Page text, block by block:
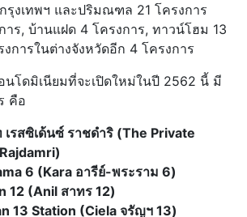
รุงเทพฯ และปริมณฑล 21 โครงการ
าร, บ้านแฝด 4 โครงการ, ทาวน์โฮม 13
การในต่างจังหวัดอีก 4 โครงการ
นโดมิเนียมที่จะเปิดใหม่ในปี 2562 นี้ มี
คือ
เรสซิเด้นซ์ ราชดำริ (The Private
6 (Kara อารีย์-พระราม 6)
12 (Anil สาทร 12)
13 Station (Ciela จรัญฯ 13)